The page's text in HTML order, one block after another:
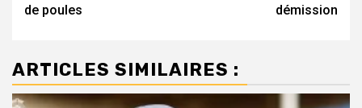
de poules
démission
ARTICLES SIMILAIRES :